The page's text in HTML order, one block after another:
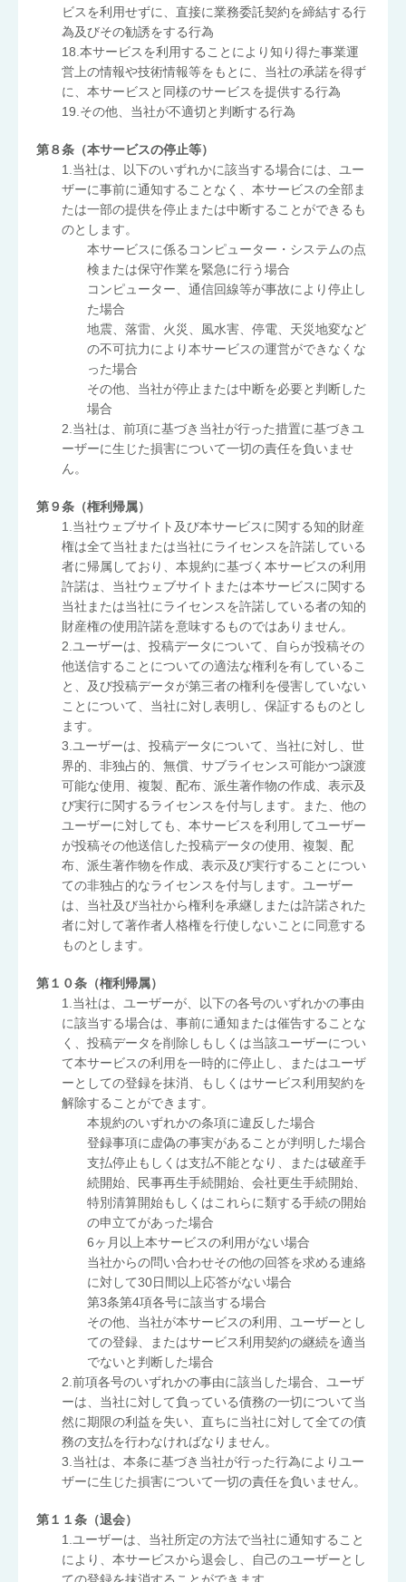
ビスを利用せずに、直接に業務委託契約を締結する行
為及びその勧誘をする行為
18.本サービスを利用することにより知り得た事業運
営上の情報や技術情報等をもとに、当社の承諾を得ず
に、本サービスと同様のサービスを提供する行為
19.その他、当社が不適切と判断する行為
第８条（本サービスの停止等）
1.当社は、以下のいずれかに該当する場合には、ユー
ザーに事前に通知することなく、本サービスの全部ま
たは一部の提供を停止または中断することができるも
のとします。
本サービスに係るコンピューター・システムの点
検または保守作業を緊急に行う場合
コンピューター、通信回線等が事故により停止し
た場合
地震、落雷、火災、風水害、停電、天災地変など
の不可抗力により本サービスの運営ができなくな
った場合
その他、当社が停止または中断を必要と判断した
場合
2.当社は、前項に基づき当社が行った措置に基づきユ
ーザーに生じた損害について一切の責任を負いませ
ん。
第９条（権利帰属）
1.当社ウェブサイト及び本サービスに関する知的財産
権は全て当社または当社にライセンスを許諾している
者に帰属しており、本規約に基づく本サービスの利用
許諾は、当社ウェブサイトまたは本サービスに関する
当社または当社にライセンスを許諾している者の知的
財産権の使用許諾を意味するものではありません。
2.ユーザーは、投稿データについて、自らが投稿その
他送信することについての適法な権利を有しているこ
と、及び投稿データが第三者の権利を侵害していない
ことについて、当社に対し表明し、保証するものとし
ます。
3.ユーザーは、投稿データについて、当社に対し、世
界的、非独占的、無償、サブライセンス可能かつ譲渡
可能な使用、複製、配布、派生著作物の作成、表示及
び実行に関するライセンスを付与します。また、他の
ユーザーに対しても、本サービスを利用してユーザー
が投稿その他送信した投稿データの使用、複製、配
布、派生著作物を作成、表示及び実行することについ
ての非独占的なライセンスを付与します。ユーザー
は、当社及び当社から権利を承継しまたは許諾された
者に対して著作者人格権を行使しないことに同意する
ものとします。
第１０条（権利帰属）
1.当社は、ユーザーが、以下の各号のいずれかの事由
に該当する場合は、事前に通知または催告することな
く、投稿データを削除しもしくは当該ユーザーについ
て本サービスの利用を一時的に停止し、またはユーザ
ーとしての登録を抹消、もしくはサービス利用契約を
解除することができます。
本規約のいずれかの条項に違反した場合
登録事項に虚偽の事実があることが判明した場合
支払停止もしくは支払不能となり、または破産手
続開始、民事再生手続開始、会社更生手続開始、
特別清算開始もしくはこれらに類する手続の開始
の申立てがあった場合
6ヶ月以上本サービスの利用がない場合
当社からの問い合わせその他の回答を求める連絡
に対して30日間以上応答がない場合
第3条第4項各号に該当する場合
その他、当社が本サービスの利用、ユーザーとし
ての登録、またはサービス利用契約の継続を適当
でないと判断した場合
2.前項各号のいずれかの事由に該当した場合、ユーザ
ーは、当社に対して負っている債務の一切について当
然に期限の利益を失い、直ちに当社に対して全ての債
務の支払を行わなければなりません。
3.当社は、本条に基づき当社が行った行為によりユー
ザーに生じた損害について一切の責任を負いません。
第１１条（退会）
1.ユーザーは、当社所定の方法で当社に通知すること
により、本サービスから退会し、自己のユーザーとし